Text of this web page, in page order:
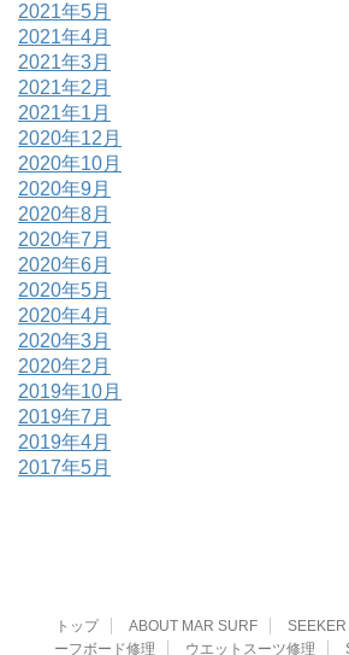
2021年5月
2021年4月
2021年3月
2021年2月
2021年1月
2020年12月
2020年10月
2020年9月
2020年8月
2020年7月
2020年6月
2020年5月
2020年4月
2020年3月
2020年2月
2019年10月
2019年7月
2019年4月
2017年5月
トップ ABOUT MAR SURF
ーフボード修理
ウエットスーツ修理